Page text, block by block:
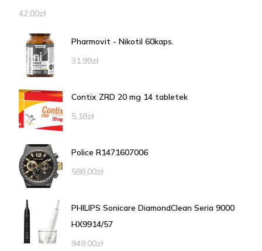
42,00zł
Pharmovit - Nikotil 60kaps.
31,99zł
Contix ZRD 20 mg 14 tabletek
5,18zł
Police R1471607006
588,00zł
PHILIPS Sonicare DiamondClean Seria 9000
HX9914/57
949,00zł